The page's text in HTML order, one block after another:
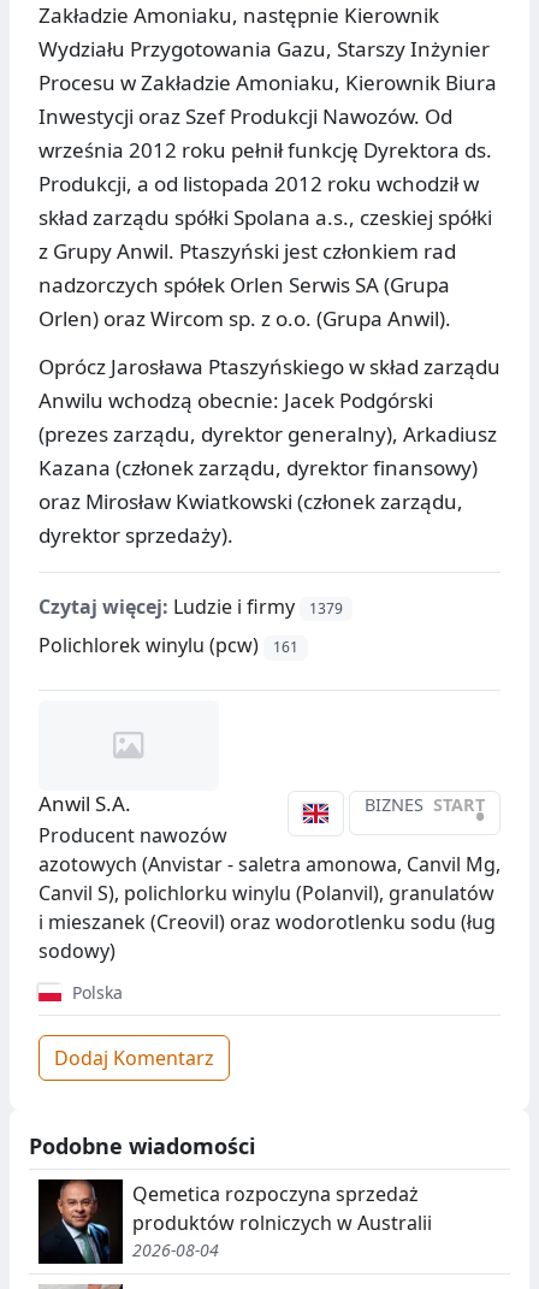
Zakładzie Amoniaku, następnie Kierownik
Wydziału Przygotowania Gazu, Starszy Inżynier
Procesu w Zakładzie Amoniaku, Kierownik Biura
Inwestycji oraz Szef Produkcji Nawozów. Od
września 2012 roku pełnił funkcję Dyrektora ds.
Produkcji, a od listopada 2012 roku wchodził w
skład zarządu spółki Spolana a.s., czeskiej spółki
z Grupy Anwil. Ptaszyński jest członkiem rad
nadzorczych spółek Orlen Serwis SA (Grupa
Orlen) oraz Wircom sp. z o.o. (Grupa Anwil).
Oprócz Jarosława Ptaszyńskiego w skład zarządu
Anwilu wchodzą obecnie: Jacek Podgórski
(prezes zarządu, dyrektor generalny), Arkadiusz
Kazana (członek zarządu, dyrektor finansowy)
oraz Mirosław Kwiatkowski (członek zarządu,
dyrektor sprzedaży).
Czytaj więcej: Ludzie i firmy 1379
Polichlorek winylu (pcw) 161
BIZNES START
•
Anwil S.A.
Producent nawozów
azotowych (Anvistar - saletra amonowa, Canvil Mg,
Canvil S), polichlorku winylu (Polanvil), granulatów
i mieszanek (Creovil) oraz wodorotlenku sodu (ług
sodowy)
Polska
Dodaj Komentarz
Podobne wiadomości
Qemetica rozpoczyna sprzedaż
produktów rolniczych w Australii
2026-08-04